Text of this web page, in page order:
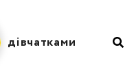
дівчатками